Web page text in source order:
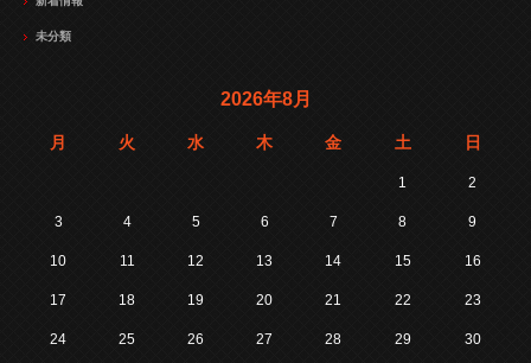
未分類
2026年8月
月 火 水 木 金 土 日
1 2
3 4 5 6 7 8 9
10 11 12 13 14 15 16
17 18 19 20 21 22 23
24 25 26 27 28 29 30